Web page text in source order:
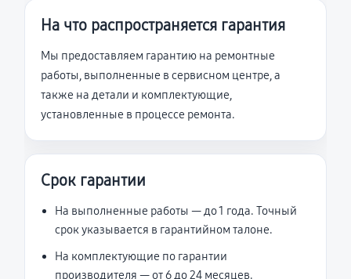
На что распространяется гарантия
Мы предоставляем гарантию на ремонтные
работы, выполненные в сервисном центре, а
также на детали и комплектующие,
установленные в процессе ремонта.
Срок гарантии
На выполненные работы — до 1 года. Точный
срок указывается в гарантийном талоне.
На комплектующие по гарантии
производителя — от 6 до 24 месяцев.